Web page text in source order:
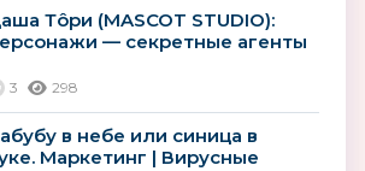
Тôри (MASCOT STUDIO):
— секретные агенты
3 298
в небе или синица в
Маркетинг | Вирусные